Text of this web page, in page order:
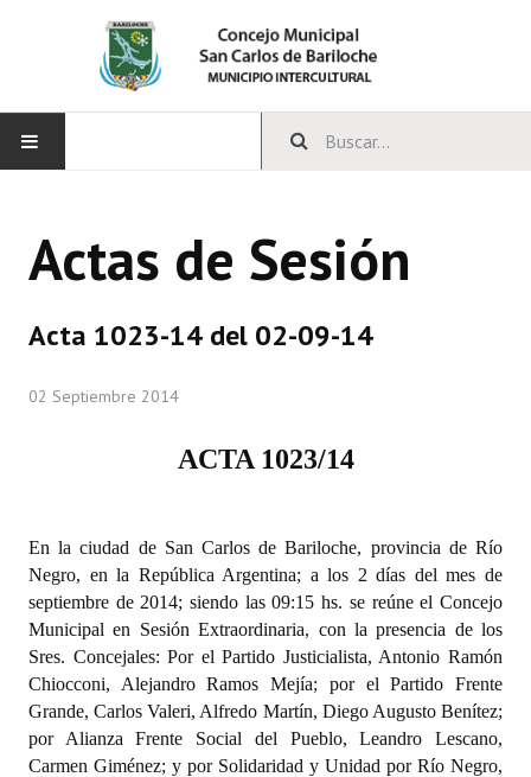
CONCEJO
Comisiones Permanentes
Comisiones Especiales
Programas
LEGISLACIÓN
Constitución Nacional
Constitución Provincial
Carta Orgánica 2007
Actas de Sesión
Acta 1023-14 del 02-09-14
02 Septiembre 2014
ACTA 1023/14
En la ciudad de San Carlos de Bariloche, provincia de Río
Negro, en la República Argentina; a los 2 días del mes de
septiembre de 2014; siendo las 09:15 hs. se reúne el Concejo
Municipal en Sesión Extraordinaria, con la presencia de los
Sres. Concejales: Por el Partido Justicialista, Antonio Ramón
Chiocconi, Alejandro Ramos Mejía; por el Partido Frente
Grande, Carlos Valeri, Alfredo Martín, Diego Augusto Benítez;
por Alianza Frente Social del Pueblo, Leandro Lescano,
Carmen Giménez; y por Solidaridad y Unidad por Río Negro,